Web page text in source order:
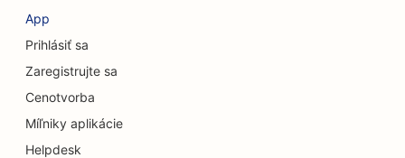
SEO pre úverové družstvá
SEO pre Delis
App
Prihlásiť sa
Zaregistrujte sa
Cenotvorba
Míľniky aplikácie
Helpdesk